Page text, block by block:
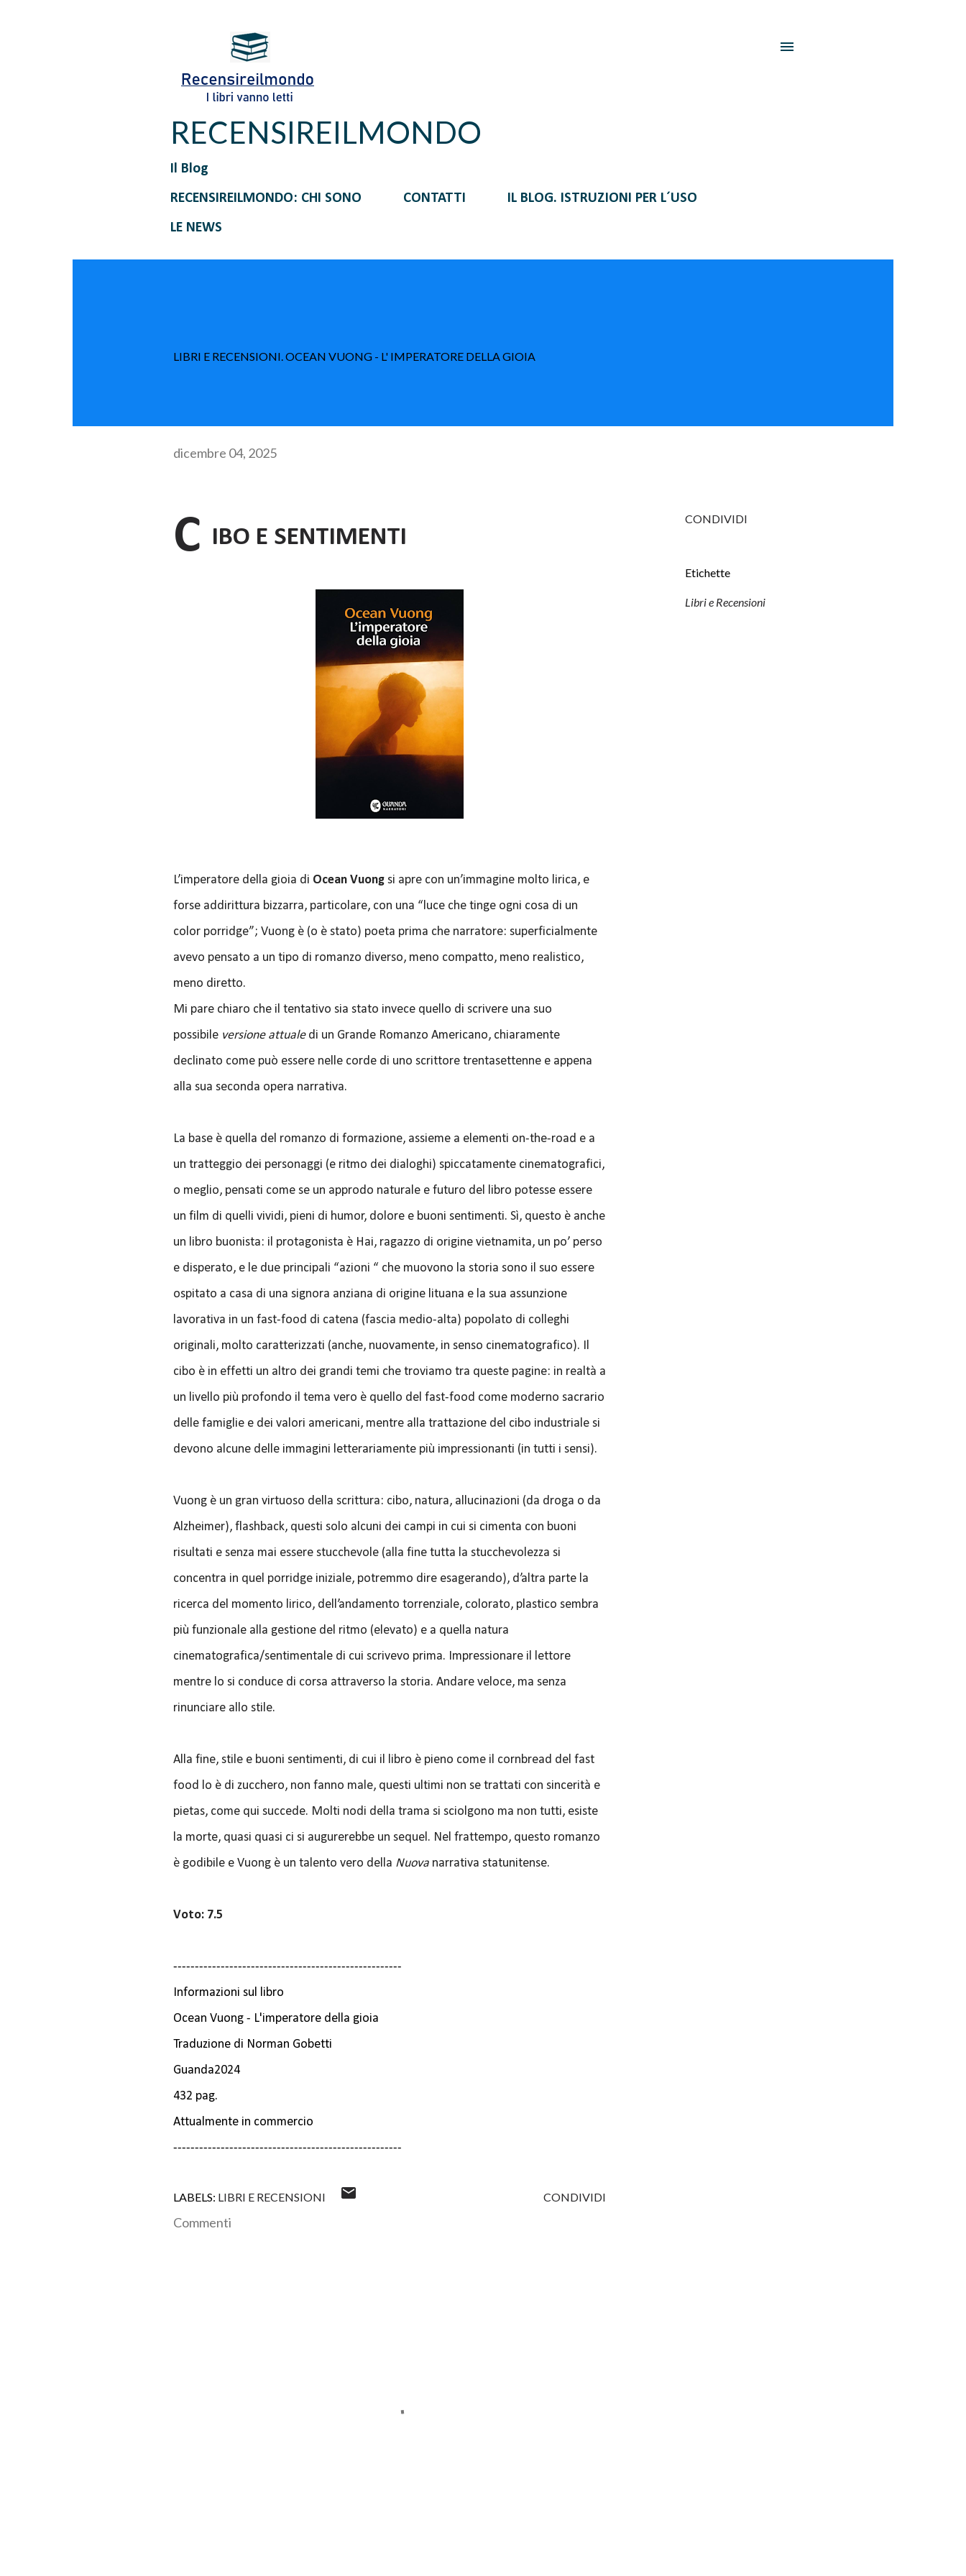
RECENSIREILMONDO
Il Blog
RECENSIREILMONDO: CHI SONO CONTATTI IL BLOG. ISTRUZIONI PER L´USO
LE NEWS
LIBRI E RECENSIONI. OCEAN VUONG - L' IMPERATORE DELLA GIOIA
dicembre 04, 2025
C IBO E SENTIMENTI
L’imperatore della gioia di Ocean Vuong si apre con un’immagine molto lirica, e
forse addirittura bizzarra, particolare, con una “luce che tinge ogni cosa di un
color porridge”; Vuong è (o è stato) poeta prima che narratore: superficialmente
avevo pensato a un tipo di romanzo diverso, meno compatto, meno realistico,
meno diretto.
Mi pare chiaro che il tentativo sia stato invece quello di scrivere una suo
possibile versione attualedi un Grande Romanzo Americano, chiaramente
declinato come può essere nelle corde di uno scrittore trentasettenne e appena
alla sua seconda opera narrativa.
La base è quella del romanzo di formazione, assieme a elementi on-the-road e a
un tratteggio dei personaggi (e ritmo dei dialoghi) spiccatamente cinematografici,
o meglio, pensati come se un approdo naturale e futuro del libro potesse essere
un film di quelli vividi, pieni di humor, dolore e buoni sentimenti. Sì, questo è anche
un libro buonista: il protagonista è Hai, ragazzo di origine vietnamita, un po’ perso
e disperato, e le due principali “azioni “ che muovono la storia sono il suo essere
ospitato a casa di una signora anziana di origine lituana e la sua assunzione
lavorativa in un fast-food di catena (fascia medio-alta) popolato di colleghi
originali, molto caratterizzati (anche, nuovamente, in senso cinematografico). Il
cibo è in effetti un altro dei grandi temi che troviamo tra queste pagine: in realtà a
un livello più profondo il tema vero è quello del fast-food come moderno sacrario
delle famiglie e dei valori americani, mentre alla trattazione del cibo industriale si
devono alcune delle immagini letterariamente più impressionanti (in tutti i sensi).
Vuong è un gran virtuoso della scrittura: cibo, natura, allucinazioni (da droga o da
Alzheimer), flashback, questi solo alcuni dei campi in cui si cimenta con buoni
risultati e senza mai essere stucchevole (alla fine tutta la stucchevolezza si
concentra in quel porridge iniziale, potremmo dire esagerando), d’altra parte la
ricerca del momento lirico, dell’andamento torrenziale, colorato, plastico sembra
più funzionale alla gestione del ritmo (elevato) e a quella natura
cinematografica/sentimentale di cui scrivevo prima. Impressionare il lettore
mentre lo si conduce di corsa attraverso la storia. Andare veloce, ma senza
rinunciare allo stile.
Alla fine, stile e buoni sentimenti, di cui il libro è pieno come il cornbread del fast
food lo è di zucchero, non fanno male, questi ultimi non se trattati con sincerità e
pietas, come qui succede. Molti nodi della trama si sciolgono ma non tutti, esiste
la morte, quasi quasi ci si augurerebbe un sequel. Nel frattempo, questo romanzo
è godibile e Vuong è un talento vero della Nuova narrativa statunitense.
Voto: 7.5
-----------------------------------------------------
Informazioni sul libro
Ocean Vuong - L'imperatore della gioia
Traduzione di Norman Gobetti
Guanda2024
432 pag.
Attualmente in commercio
-----------------------------------------------------
CONDIVIDI
Etichette
Libri e Recensioni
LABELS: LIBRI E RECENSIONI CONDIVIDI
Commenti